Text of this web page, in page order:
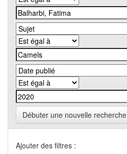
Débuter une nouvelle recherche
Ajouter des filtres :